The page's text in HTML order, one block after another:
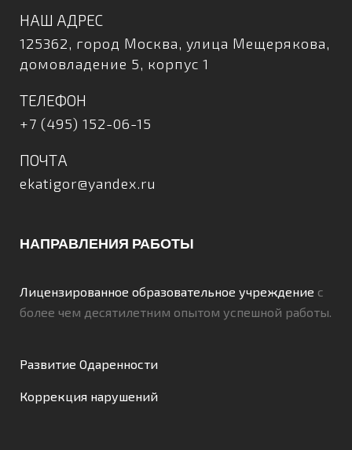
НАШ АДРЕС
125362, город Москва, улица Мещерякова,
домовладение 5, корпус 1
ТЕЛЕФОН
+7 (495) 152-06-15
ПОЧТА
ekatigor@yandex.ru
НАПРАВЛЕНИЯ РАБОТЫ
Лицензированное образовательное учреждение с
более чем десятилетним опытом успешной работы.
Развитие Одаренности
Коррекция нарушений